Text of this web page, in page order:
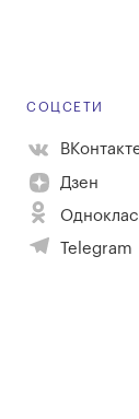
СОЦСЕТИ
Дзен
Telegram